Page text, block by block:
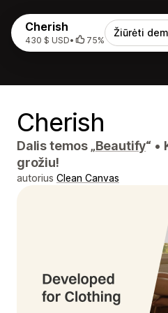
Cherish
430 $ USD• 75%
Žiūrėti
Cherish
Dalis temos „Beautify“ •
grožiu!
autorius Clean Canvas